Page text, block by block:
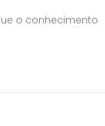
o conhecimento